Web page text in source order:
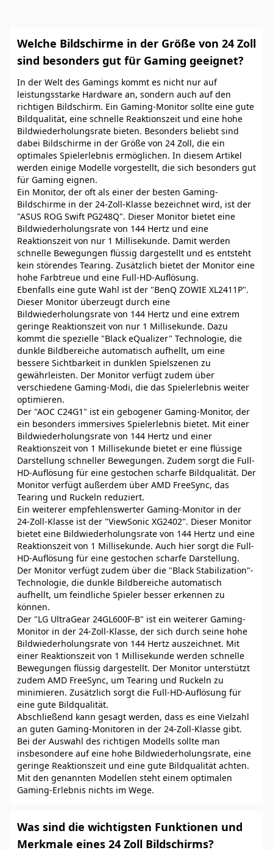
Welche Bildschirme in der Größe von 24 Zoll
sind besonders gut für Gaming geeignet?
In der Welt des Gamings kommt es nicht nur auf
leistungsstarke Hardware an, sondern auch auf den
richtigen Bildschirm. Ein Gaming-Monitor sollte eine gute
Bildqualität, eine schnelle Reaktionszeit und eine hohe
Bildwiederholungsrate bieten. Besonders beliebt sind
dabei Bildschirme in der Größe von 24 Zoll, die ein
optimales Spielerlebnis ermöglichen. In diesem Artikel
werden einige Modelle vorgestellt, die sich besonders gut
für Gaming eignen.
Ein Monitor, der oft als einer der besten Gaming-
Bildschirme in der 24-Zoll-Klasse bezeichnet wird, ist der
"ASUS ROG Swift PG248Q". Dieser Monitor bietet eine
Bildwiederholungsrate von 144 Hertz und eine
Reaktionszeit von nur 1 Millisekunde. Damit werden
schnelle Bewegungen flüssig dargestellt und es entsteht
kein störendes Tearing. Zusätzlich bietet der Monitor eine
hohe Farbtreue und eine Full-HD-Auflösung.
Ebenfalls eine gute Wahl ist der "BenQ ZOWIE XL2411P".
Dieser Monitor überzeugt durch eine
Bildwiederholungsrate von 144 Hertz und eine extrem
geringe Reaktionszeit von nur 1 Millisekunde. Dazu
kommt die spezielle "Black eQualizer" Technologie, die
dunkle Bildbereiche automatisch aufhellt, um eine
bessere Sichtbarkeit in dunklen Spielszenen zu
gewährleisten. Der Monitor verfügt zudem über
verschiedene Gaming-Modi, die das Spielerlebnis weiter
optimieren.
Der "AOC C24G1" ist ein gebogener Gaming-Monitor, der
ein besonders immersives Spielerlebnis bietet. Mit einer
Bildwiederholungsrate von 144 Hertz und einer
Reaktionszeit von 1 Millisekunde bietet er eine flüssige
Darstellung schneller Bewegungen. Zudem sorgt die Full-
HD-Auflösung für eine gestochen scharfe Bildqualität. Der
Monitor verfügt außerdem über AMD FreeSync, das
Tearing und Ruckeln reduziert.
Ein weiterer empfehlenswerter Gaming-Monitor in der
24-Zoll-Klasse ist der "ViewSonic XG2402". Dieser Monitor
bietet eine Bildwiederholungsrate von 144 Hertz und eine
Reaktionszeit von 1 Millisekunde. Auch hier sorgt die Full-
HD-Auflösung für eine gestochen scharfe Darstellung.
Der Monitor verfügt zudem über die "Black Stabilization"-
Technologie, die dunkle Bildbereiche automatisch
aufhellt, um feindliche Spieler besser erkennen zu
können.
Der "LG UltraGear 24GL600F-B" ist ein weiterer Gaming-
Monitor in der 24-Zoll-Klasse, der sich durch seine hohe
Bildwiederholungsrate von 144 Hertz auszeichnet. Mit
einer Reaktionszeit von 1 Millisekunde werden schnelle
Bewegungen flüssig dargestellt. Der Monitor unterstützt
zudem AMD FreeSync, um Tearing und Ruckeln zu
minimieren. Zusätzlich sorgt die Full-HD-Auflösung für
eine gute Bildqualität.
Abschließend kann gesagt werden, dass es eine Vielzahl
an guten Gaming-Monitoren in der 24-Zoll-Klasse gibt.
Bei der Auswahl des richtigen Modells sollte man
insbesondere auf eine hohe Bildwiederholungsrate, eine
geringe Reaktionszeit und eine gute Bildqualität achten.
Mit den genannten Modellen steht einem optimalen
Gaming-Erlebnis nichts im Wege.
Was sind die wichtigsten Funktionen und
Merkmale eines 24 Zoll Bildschirms?